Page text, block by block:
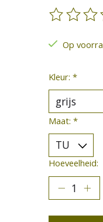
De
Op
Kleur: *
Maat: *
Hoeveelheid: